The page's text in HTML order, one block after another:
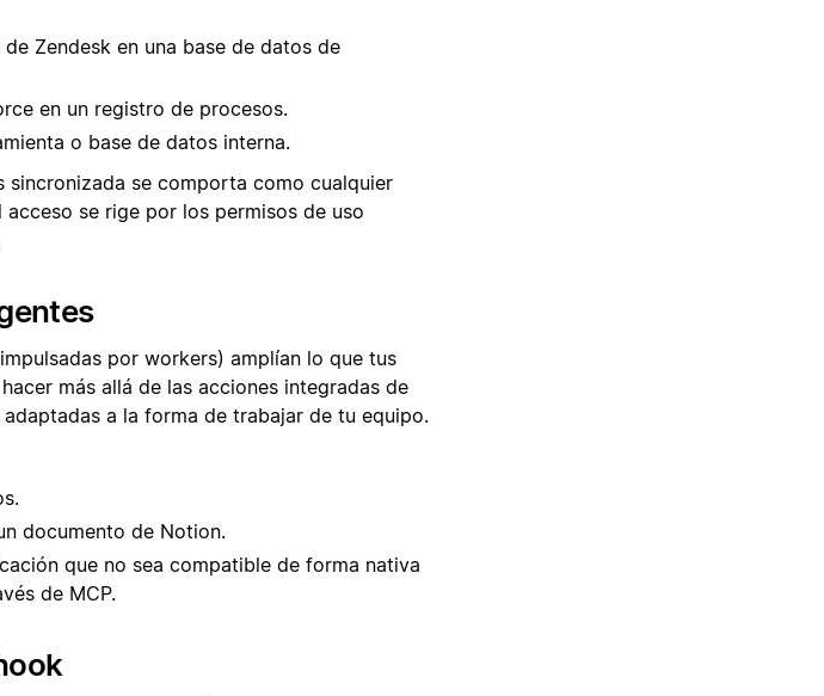
Zendesk en una base de datos de
en un registro de procesos.
o base de datos interna.
sincronizada se comporta como cualquier
se rige por los permisos de uso
por workers) amplían lo que tus
más allá de las acciones integradas de
a la forma de trabajar de tu equipo.
documento de Notion.
que no sea compatible de forma nativa
de MCP.